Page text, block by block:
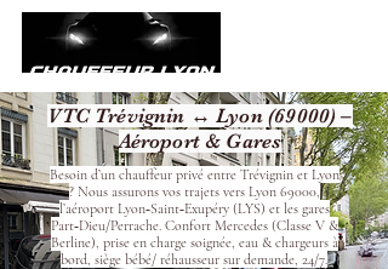
VTC Trévignin ↔ Lyon (69000) –
Aéroport & Gares
Besoin d’un chauffeur privé entre Trévignin et Lyon
? Nous assurons vos trajets vers Lyon 69000,
l’aéroport Lyon‑Saint‑Exupéry (LYS) et les gares
Part‑Dieu/Perrache. Confort Mercedes (Classe V &
Berline), prise en charge soignée, eau & chargeurs à
bord, siège bébé/ réhausseur sur demande, 24/7.